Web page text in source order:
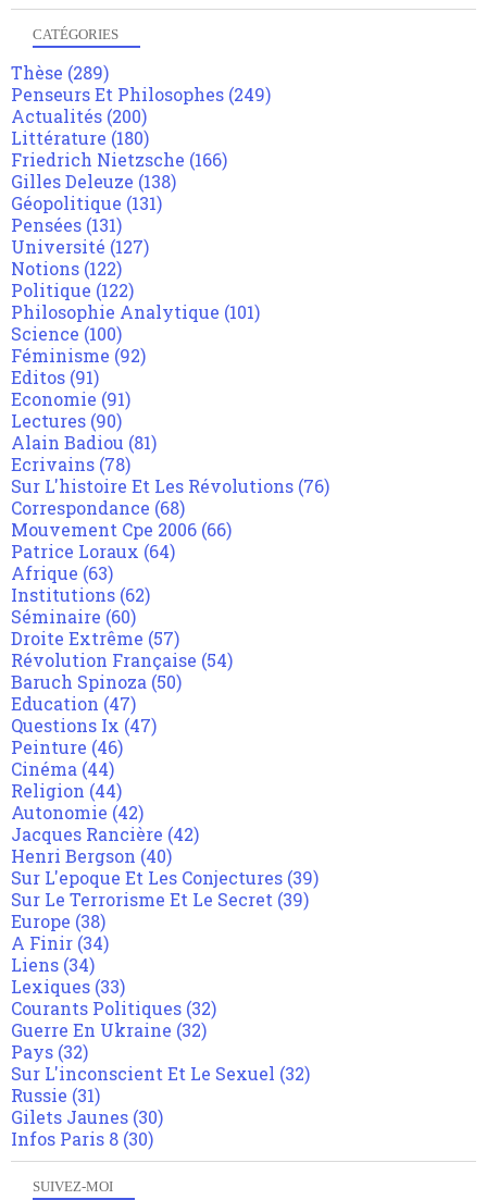
SUIVEZ-MOI
CATÉGORIES
Thèse (289)
Penseurs Et Philosophes (249)
Actualités (200)
Littérature (180)
Friedrich Nietzsche (166)
Gilles Deleuze (138)
Géopolitique (131)
Pensées (131)
Université (127)
Notions (122)
Politique (122)
Philosophie Analytique (101)
Science (100)
Féminisme (92)
Editos (91)
Economie (91)
Lectures (90)
Alain Badiou (81)
Ecrivains (78)
Sur L'histoire Et Les Révolutions (76)
Correspondance (68)
Mouvement Cpe 2006 (66)
Patrice Loraux (64)
Afrique (63)
Institutions (62)
Séminaire (60)
Droite Extrême (57)
Révolution Française (54)
Baruch Spinoza (50)
Education (47)
Questions Ix (47)
Peinture (46)
Cinéma (44)
Religion (44)
Autonomie (42)
Jacques Rancière (42)
Henri Bergson (40)
Sur L'epoque Et Les Conjectures (39)
Sur Le Terrorisme Et Le Secret (39)
Europe (38)
A Finir (34)
Liens (34)
Lexiques (33)
Courants Politiques (32)
Guerre En Ukraine (32)
Pays (32)
Sur L'inconscient Et Le Sexuel (32)
Russie (31)
Gilets Jaunes (30)
Infos Paris 8 (30)